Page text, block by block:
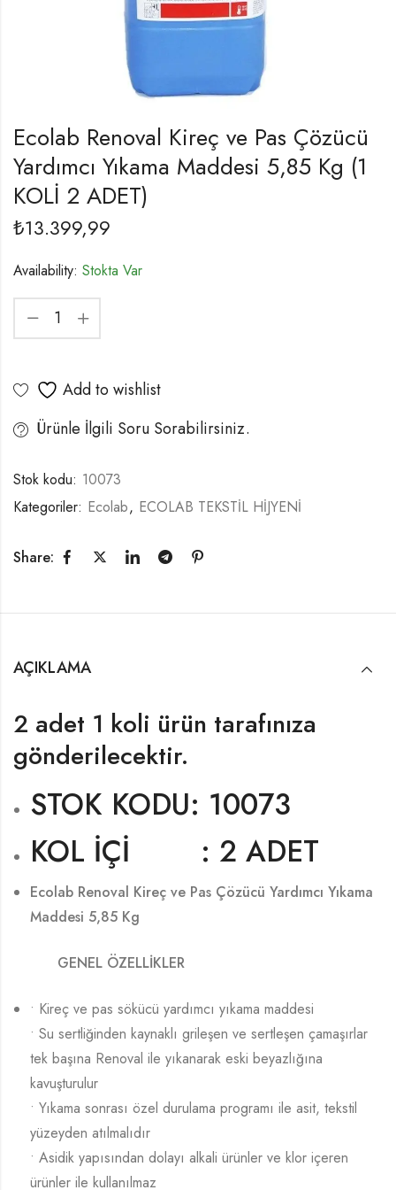
Ecolab Renoval Kireç ve Pas Çözücü
Yardımcı Yıkama Maddesi 5,85 Kg (1
KOLİ 2 ADET)
₺13.399,99
Availability: Stokta Var
Add to wishlist
Ürünle İlgili Soru Sorabilirsiniz.
Stok kodu: 10073
Kategoriler: Ecolab, ECOLAB TEKSTİL HİJYENİ
Share:
AÇIKLAMA
2 adet 1 koli ürün tarafınıza
gönderilecektir.
STOK KODU: 10073
KOL İÇİ : 2 ADET
Ecolab Renoval Kireç ve Pas Çözücü Yardımcı Yıkama
Maddesi 5,85 Kg
GENEL ÖZELLİKLER
• Kireç ve pas sökücü yardımcı yıkama maddesi
• Su sertliğinden kaynaklı grileşen ve sertleşen çamaşırlar
tek başına Renoval ile yıkanarak eski beyazlığına
kavuşturulur
• Yıkama sonrası özel durulama programı ile asit, tekstil
yüzeyden atılmalıdır
• Asidik yapısından dolayı alkali ürünler ve klor içeren
ürünler ile kullanılmaz